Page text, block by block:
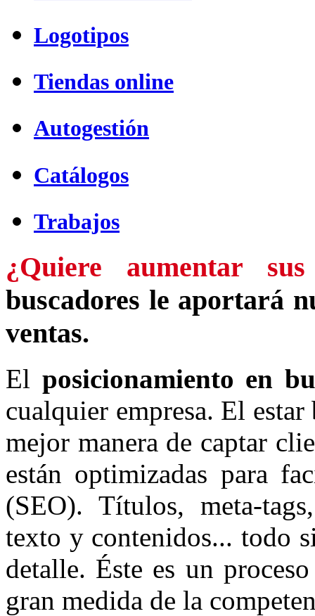
Logotipos
Tiendas online
Autogestión
Catálogos
Trabajos
¿Quiere aumentar sus
buscadores le aportará
ventas.
El posicionamiento en
cualquier empresa. El
mejor manera de captar
están optimizadas para
(SEO). Títulos, meta-
texto y contenidos... todo
detalle. Éste es un
gran medida de la